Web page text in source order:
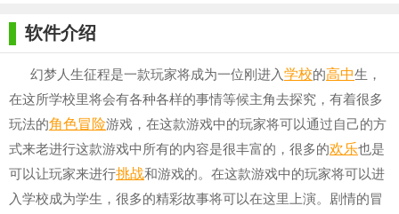
软件介绍
幻梦人生征程是一款玩家将成为一位刚进入学校的高中生，
在这所学校里将会有各种各样的事情等候主角去探究，有着很多
玩法的角色冒险游戏，在这款游戏中的玩家将可以通过自己的方
式来老进行这款游戏中所有的内容是很丰富的，很多的欢乐也是
可以让玩家来进行挑战和游戏的。在这款游戏中的玩家将可以进
入学校成为学生，很多的精彩故事将可以在这里上演。剧情的冒